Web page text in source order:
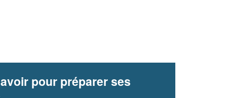
pour préparer ses